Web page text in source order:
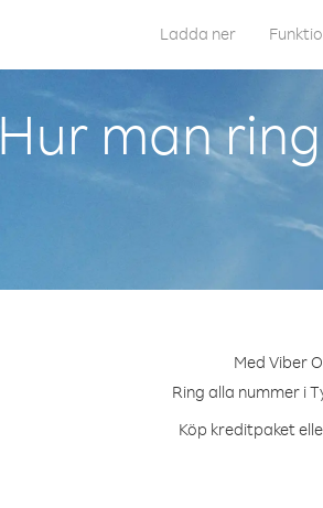
Ladda ner
Hur man
Med Viber
Ring alla nummer i
Köp kreditpaket